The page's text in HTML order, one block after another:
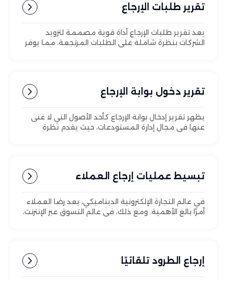
تقرير طلبات الإرجاع
يعد تقرير طلبات الإرجاع أداة قوية مصممة لتزويد
الشركات بنظرة شاملة على الطلبات المرتجعة، مما يوفر
تقرير دخول بوابة الإرجاع
يظهر تقرير إدخال بوابة الإرجاع كأحد الأصول التي لا غنى
عنها في مجال إدارة المستودعات، حيث يقدم نظرة
تبسيط عمليات إرجاع العملاء
في عالم التجارة الإلكترونية الديناميكي، يعد رضا العملاء
أمرًا بالغ الأهمية. ومع ذلك، في عالم التسوق عبر الإنترنت،
إرجاع الطرود تلقائيًا